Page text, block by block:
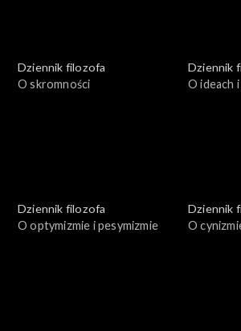
Dziennik filozofa
O skromności
Dziennik
O ideach i
Dziennik filozofa
O optymizmie i pesymizmie
Dziennik
O